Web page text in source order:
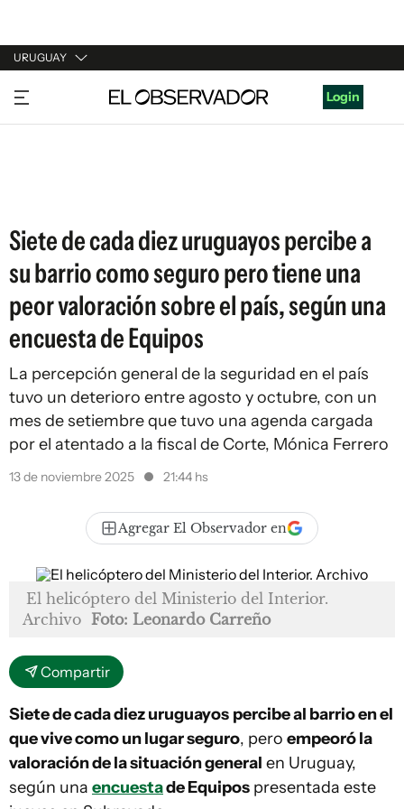
URUGUAY
URUGUAY
ARGENTINA
Login
Siete de cada diez uruguayos percibe a
su barrio como seguro pero tiene una
peor valoración sobre el país, según una
encuesta de Equipos
La percepción general de la seguridad en el país
tuvo un deterioro entre agosto y octubre, con un
mes de setiembre que tuvo una agenda cargada
por el atentado a la fiscal de Corte, Mónica Ferrero
13 de noviembre 2025 21:44 hs
Agregar El Observador en
El helicóptero del Ministerio del Interior.
Archivo Foto: Leonardo Carreño
Compartir
Siete de cada diez uruguayos percibe al barrio en el
que vive como un lugar seguro, pero empeoró la
valoración de la situación general en Uruguay,
según una encuestade Equipos presentada este